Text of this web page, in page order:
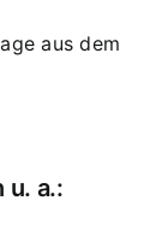
aus dem
u. a.: